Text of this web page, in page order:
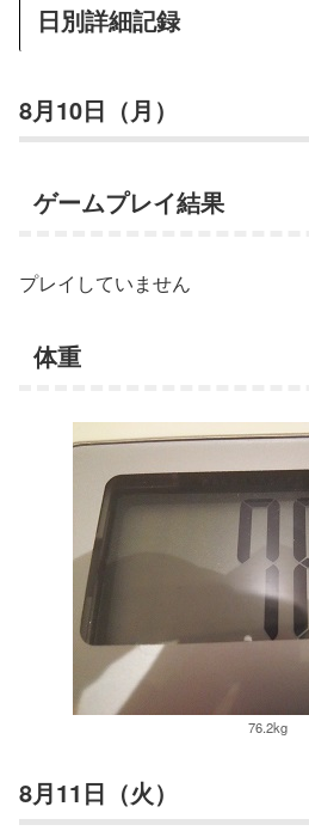
日別詳細記録
8月10日（月）
ゲームプレイ結果
プレイしていません
体重
76.2kg
8月11日（火）